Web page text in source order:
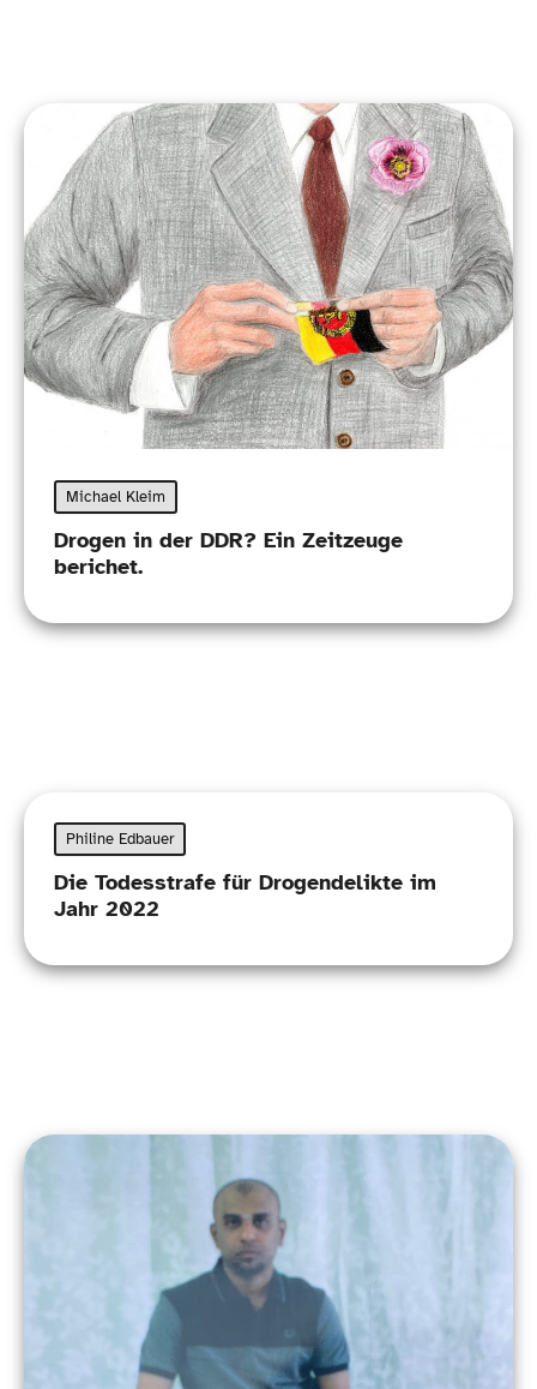
Michael Kleim
Drogen in der DDR? Ein Zeitzeuge
berichet.
Philine Edbauer
Die Todesstrafe für Drogendelikte im
Jahr 2022